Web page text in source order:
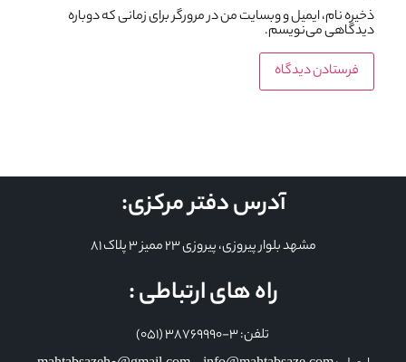
ذخیره نام، ایمیل و وبسایت من در مرورگر برای زمانی که دوباره
دیدگاهی می‌نویسم.
آدرس دفتر مرکزی:
مشهد بلوار پیروزی، پیروزی 23 ممیز 3 پلاک 81
راه های ارتباطی :
تلفن: 3-38769990 (051)